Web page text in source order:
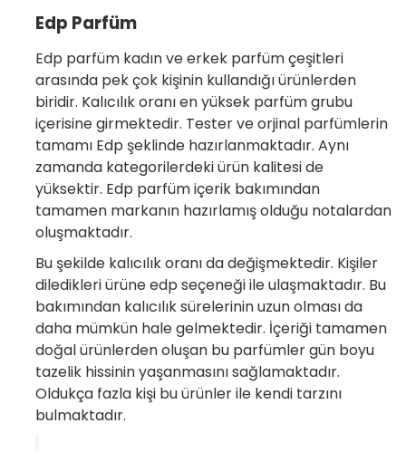
Edp Parfüm
Edp parfüm kadın ve erkek parfüm çeşitleri
arasında pek çok kişinin kullandığı ürünlerden
biridir. Kalıcılık oranı en yüksek parfüm grubu
içerisine girmektedir. Tester ve orjinal parfümlerin
tamamı Edp şeklinde hazırlanmaktadır. Aynı
zamanda kategorilerdeki ürün kalitesi de
yüksektir. Edp parfüm içerik bakımından
tamamen markanın hazırlamış olduğu notalardan
oluşmaktadır.
Bu şekilde kalıcılık oranı da değişmektedir. Kişiler
diledikleri ürüne edp seçeneği ile ulaşmaktadır. Bu
bakımından kalıcılık sürelerinin uzun olması da
daha mümkün hale gelmektedir. İçeriği tamamen
doğal ürünlerden oluşan bu parfümler gün boyu
tazelik hissinin yaşanmasını sağlamaktadır.
Oldukça fazla kişi bu ürünler ile kendi tarzını
bulmaktadır.